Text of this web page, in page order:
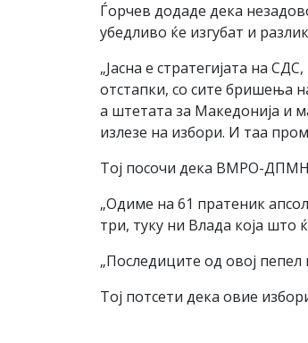
Ѓорчев додаде дека
убедливо ќе изгубат и
„Јасна е стратегијата на
отстапки, со сите бришења
а штетата за Македонија и
излезе на избори. И таа
Тој посочи дека ВМРО-
„Одиме на 61 пратеник
три, туку ни Влада која што
„Последиците од овој пепел
Тој потсети дека овие